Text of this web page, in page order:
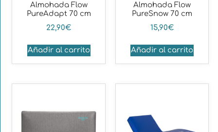
Almohada Flow
PureAdapt 70 cm
22,90€
Añadir al carrito
Almohada Flow
PureSnow 70 cm
15,90€
Añadir al carrito